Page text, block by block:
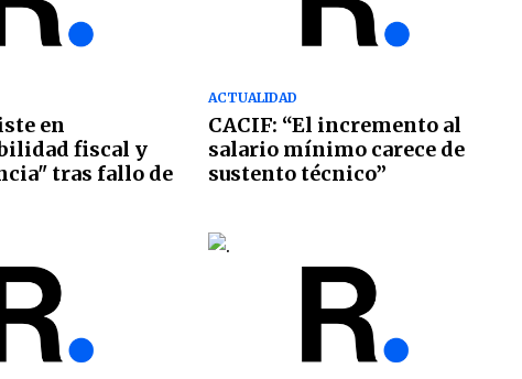
en
fiscal y
tras fallo de
ACTUALIDAD
CACIF: “El incremento al
salario mínimo carece de
sustento técnico”